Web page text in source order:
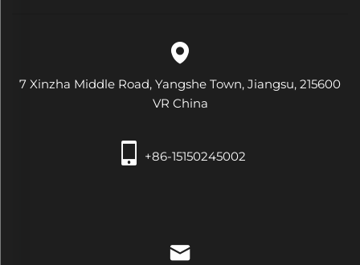
7 Xinzha Middle Road, Yangshe Town, Jiangsu, 215600
VR China
+86-15150245002